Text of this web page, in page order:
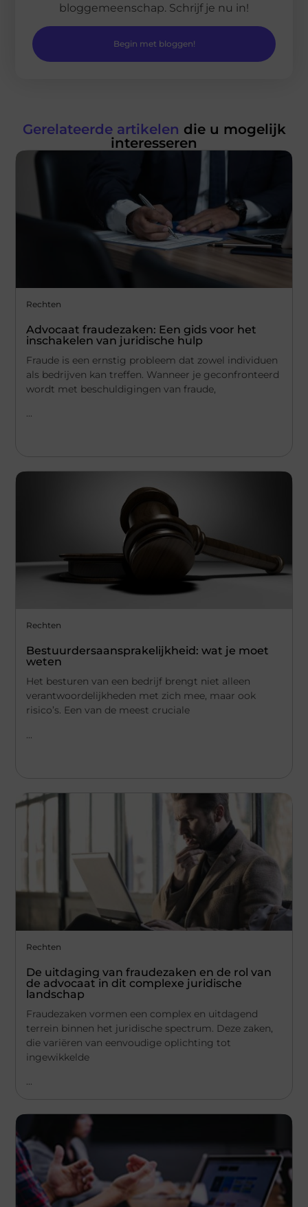
bloggemeenschap. Schrijf je nu in!
Begin met bloggen!
Gerelateerde artikelen die u mogelijk
interesseren
Rechten
Advocaat fraudezaken: Een gids voor het
inschakelen van juridische hulp
Fraude is een ernstig probleem dat zowel individuen
als bedrijven kan treffen. Wanneer je geconfronteerd
wordt met beschuldigingen van fraude,
...
Rechten
Bestuurdersaansprakelijkheid: wat je moet
weten
Het besturen van een bedrijf brengt niet alleen
verantwoordelijkheden met zich mee, maar ook
risico’s. Een van de meest cruciale
...
Rechten
De uitdaging van fraudezaken en de rol van
de advocaat in dit complexe juridische
landschap
Fraudezaken vormen een complex en uitdagend
terrein binnen het juridische spectrum. Deze zaken,
die variëren van eenvoudige oplichting tot
ingewikkelde
...